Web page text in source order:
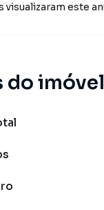
do imóvel
visualizaram este